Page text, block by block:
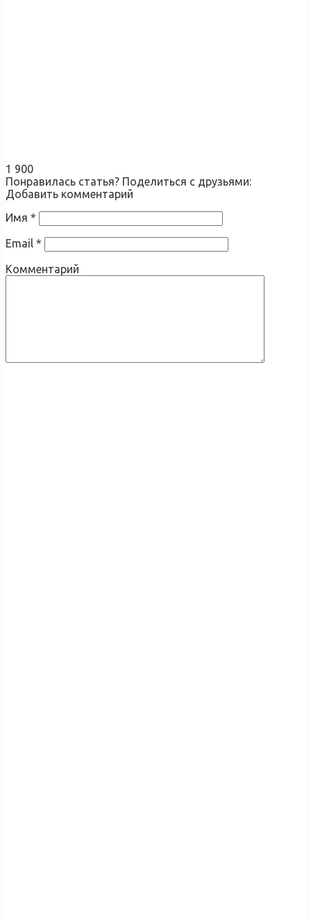
1 900
Понравилась статья? Поделиться с друзьями:
Добавить комментарий
Имя *
Email *
Комментарий